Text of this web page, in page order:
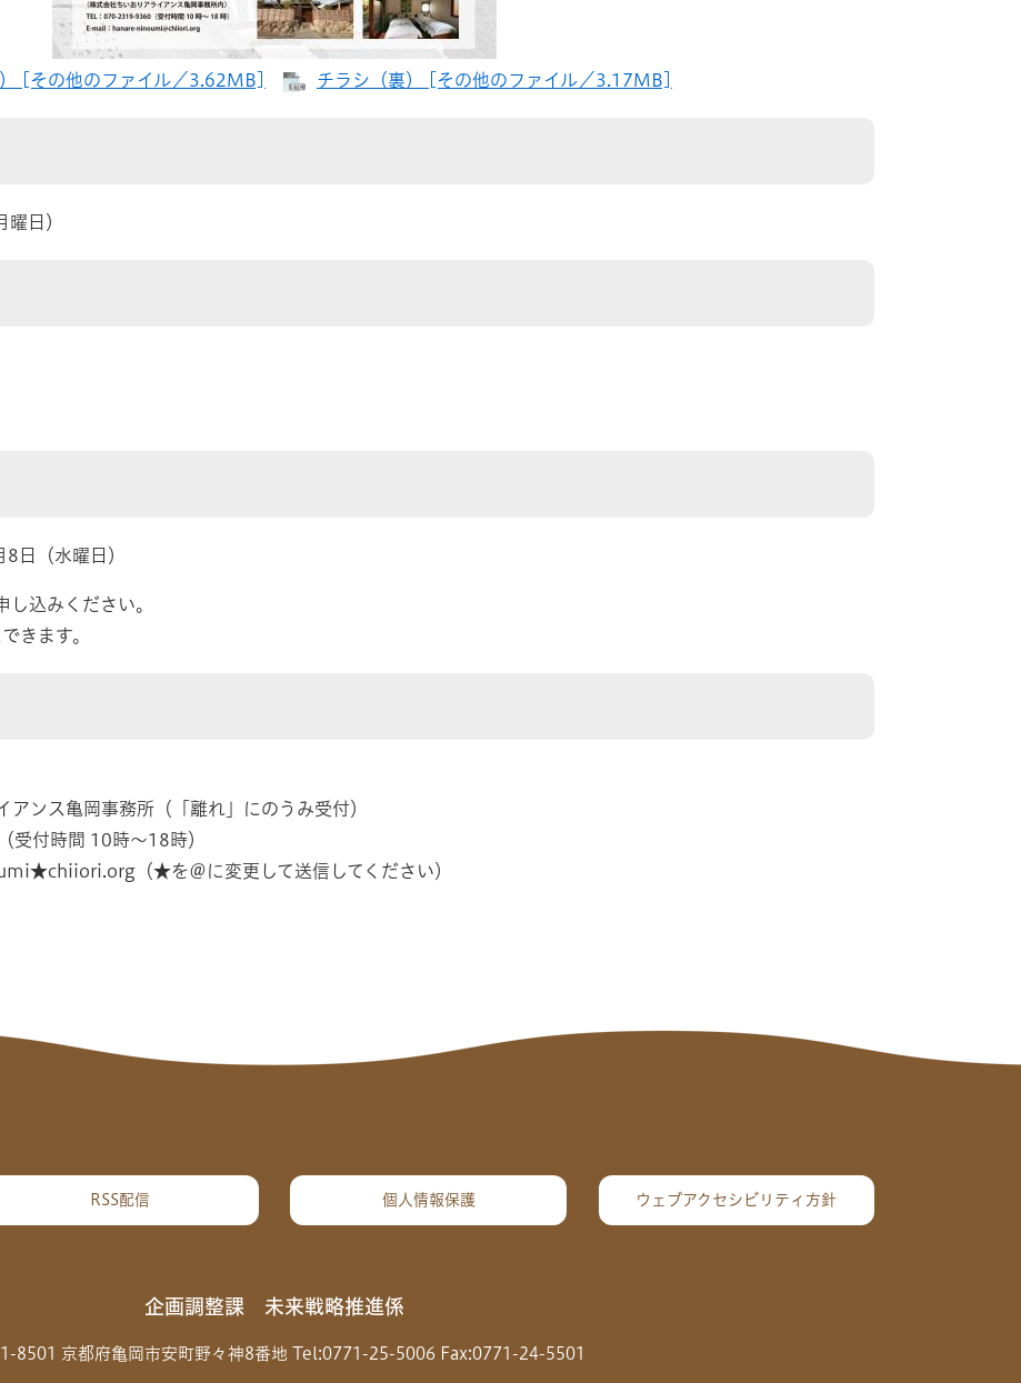
[その他のファイル／3.62MB] チラシ（裏） [その他のファイル／3.17MB]
曜日）
日（水曜日）
し込みください。
きます。
ンス亀岡事務所（「離れ」にのうみ受付）
間 10時～18時）
（★を＠に変更して送信してください）
RSS配信 個人情報保護 ウェブアクセシビリティ方針
企画調整課 未来戦略推進係
8501 京都府亀岡市安町野々神8番地 Tel:0771-25-5006 Fax:0771-24-5501